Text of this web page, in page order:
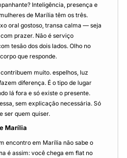
Inteligência, presença e
de Marília têm os três.
oral gostoso, transa calma — seja
prazer. Não é serviço
tesão dos dois lados. Olho no
que responde.
muito. espelhos, luz
diferença. É o tipo de lugar
lá fora e só existe o presente.
sem explicação necessária. Só
ser quem quiser.
Marília
encontro em Marília não sabe o
é assim: você chega em flat no